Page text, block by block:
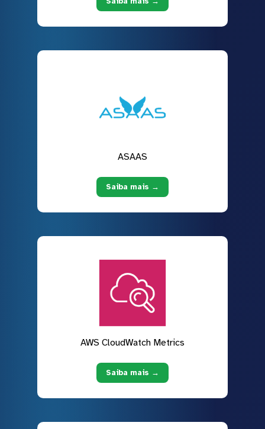
ASAAS
Saiba mais →
AWS CloudWatch Metrics
Saiba mais →